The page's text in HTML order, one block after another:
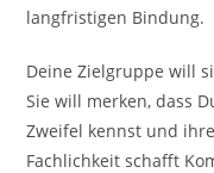
langfristigen Bindung.
Deine Zielgruppe will
Sie will merken, dass
Zweifel kennst und
Fachlichkeit schafft